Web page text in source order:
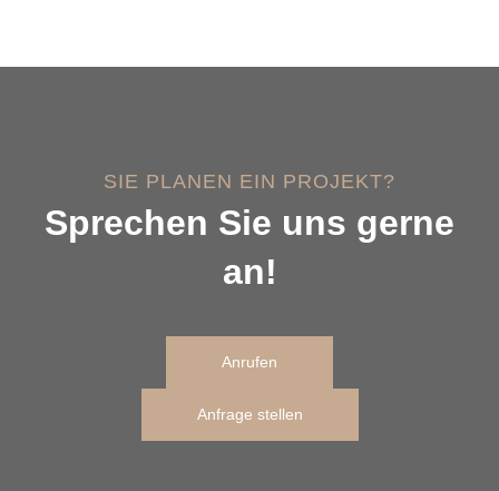
SIE PLANEN EIN PROJEKT?
Sprechen Sie uns gerne
an!
Anrufen
Anfrage stellen